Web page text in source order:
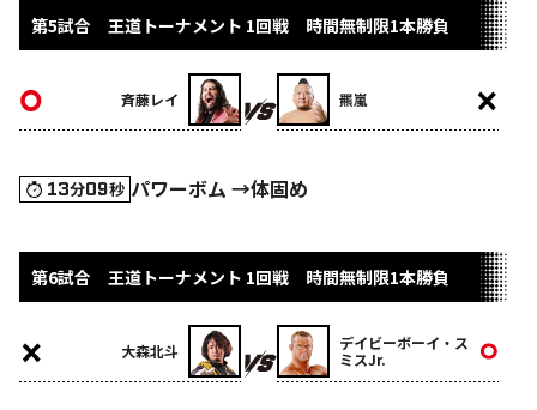
第5試合 王道トーナメント 1回戦 時間無制限1本勝負
斉藤レイ 羆嵐
13分09秒 パワーボム →体固め
第6試合 王道トーナメント 1回戦 時間無制限1本勝負
大森北斗
デイビーボーイ・ス
ミスJr.